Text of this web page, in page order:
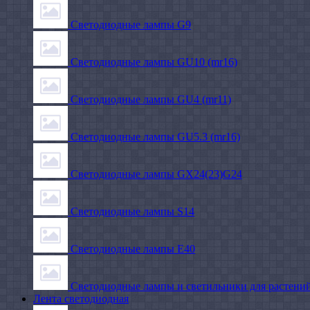
Светодиодные лампы G9
Светодиодные лампы GU10 (mr16)
Светодиодные лампы GU4 (mr11)
Светодиодные лампы GU5.3 (mr16)
Светодиодные лампы GX24(23)G24
Светодиодные лампы S14
Светодиодные лампы Е40
Светодиодные лампы и светильники для
Лента светодиодная